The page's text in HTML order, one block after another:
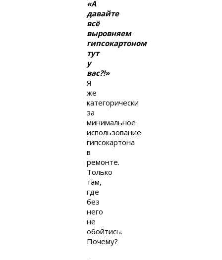
«А
давайте
всё
выровняем
гипсокартоном
тут
у
вас?!»
Я
же
категорически
за
минимальное
использование
гипсокартона
в
ремонте.
Только
там,
где
без
него
не
обойтись.
Почему?